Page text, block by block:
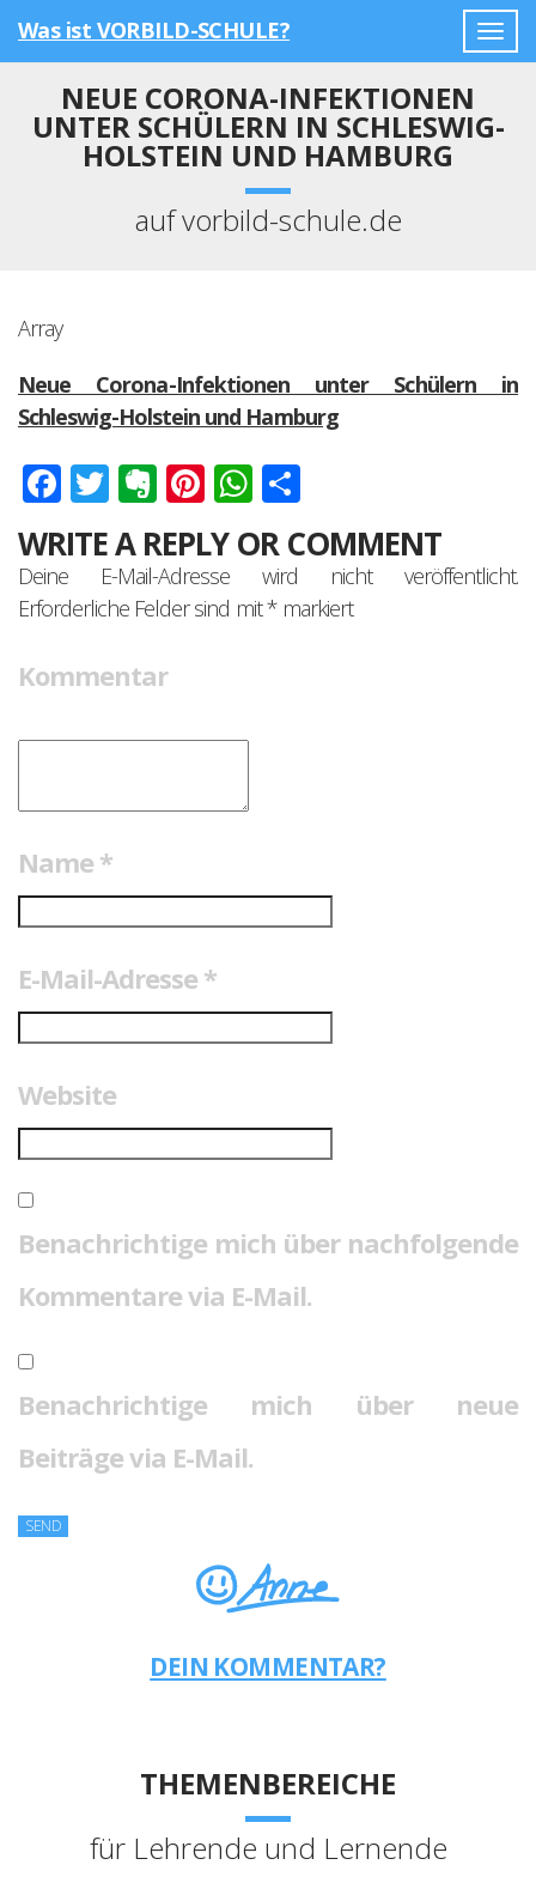
Was ist VORBILD-SCHULE?
NEUE CORONA-INFEKTIONEN
UNTER SCHÜLERN IN SCHLESWIG-
HOLSTEIN UND HAMBURG
auf vorbild-schule.de
Array
Neue Corona-Infektionen unter Schülern in
Schleswig-Holstein und Hamburg
Facebook
Twitter
Evernote
Pinterest
WhatsApp
WRITE A REPLY OR COMMENT
Deine E-Mail-Adresse wird nicht veröffentlicht.
Erforderliche Felder sind mit*markiert
Kommentar
Name *
E-Mail-Adresse *
Website
Benachrichtige mich über nachfolgende
Kommentare via E-Mail.
Benachrichtige mich über neue
Beiträge via E-Mail.
DEIN KOMMENTAR?
THEMENBEREICHE
für Lehrende und Lernende